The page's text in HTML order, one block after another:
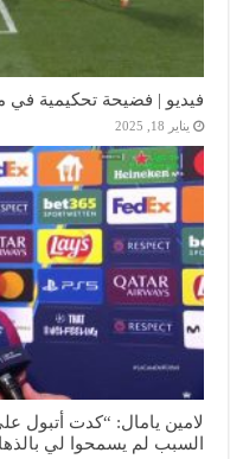
فيديو | فضيحة تحكيمية في
يناير 18, 2025
لامين يامال: “كدت أتبول
السبب لم يسمحوا لي